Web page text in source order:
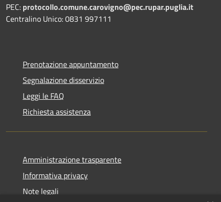
PEC: protocollo.comune.carovigno@pec.rupar.puglia.it
Centralino Unico: 0831 997111
Prenotazione appuntamento
Segnalazione disservizio
Leggi le FAQ
Richiesta assistenza
Amministrazione trasparente
Informativa privacy
Note legali